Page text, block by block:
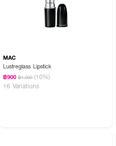
MAC
Lustreglass Lipstick
฿900 ฿1,000 (10%)
16 Variations